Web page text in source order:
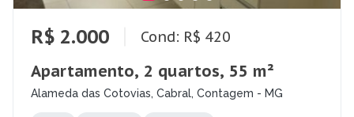
R$ 2.000 Cond: R$ 420
Apartamento, 2 quartos, 55 m²
Alameda das Cotovias, Cabral, Contagem - MG